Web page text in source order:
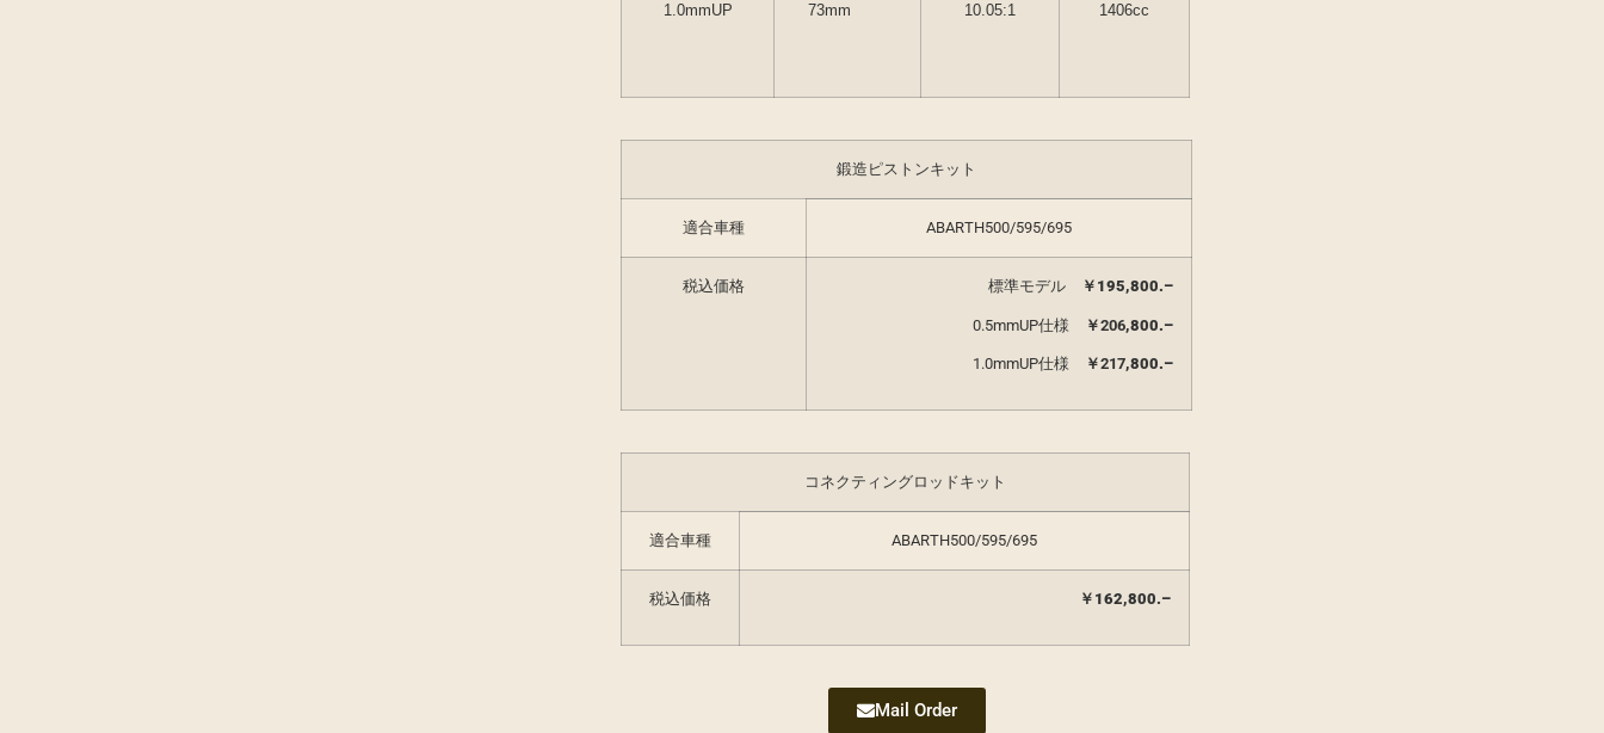
1.0mmUP 73mm 10.05:1 1406cc
鍛造ピストンキット
適合車種 ABARTH500/595/695
税込価格 標準モデル ￥ 195,800.–
0.5mmUP仕様 ￥206,800.–
1.0mmUP仕様 ￥217,800.–
コネクティングロッドキット
適合車種 ABARTH500/595/695
税込価格 ￥ 162,800.–
Mail Order